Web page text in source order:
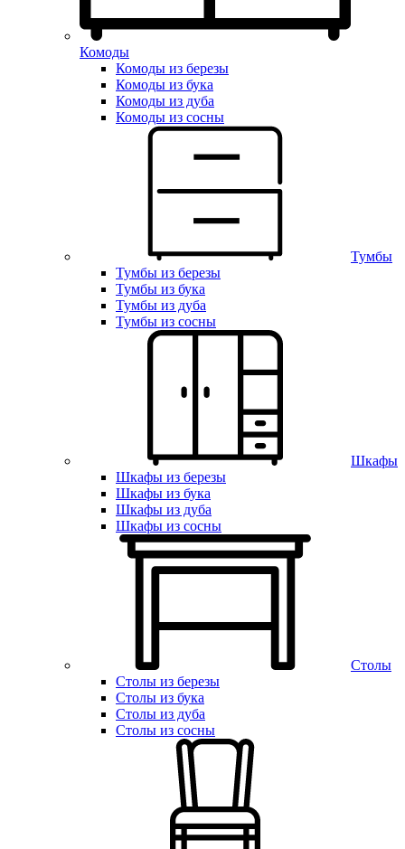
Комоды
Комоды из березы
Комоды из бука
Комоды из дуба
Комоды из сосны
Тумбы
Тумбы из березы
Тумбы из бука
Тумбы из дуба
Тумбы из сосны
Шкафы
Шкафы из березы
Шкафы из бука
Шкафы из дуба
Шкафы из сосны
Столы
Столы из березы
Столы из бука
Столы из дуба
Столы из сосны